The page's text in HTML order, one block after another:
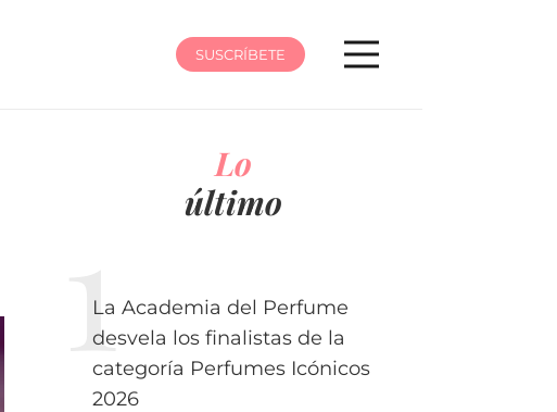
SUSCRÍBETE
Lo
último
La Academia del Perfume
desvela los finalistas de la
categoría Perfumes Icónicos
2026